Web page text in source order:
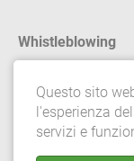
Whistleblowing
Contatto
Note legali
Privacy dei dati
Questo sito
l'esperienza
servizi e